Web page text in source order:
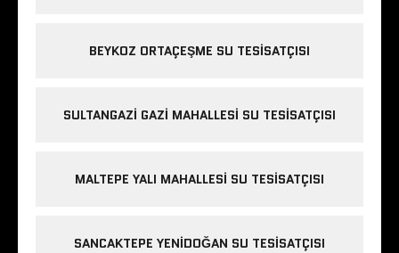
BEYKOZ ORTAÇEŞME SU TESISATÇISI
SULTANGAZI GAZI MAHALLESI SU TESISATÇISI
MALTEPE YALI MAHALLESI SU TESISATÇISI
SANCAKTEPE YENIDOĞAN SU TESISATÇISI